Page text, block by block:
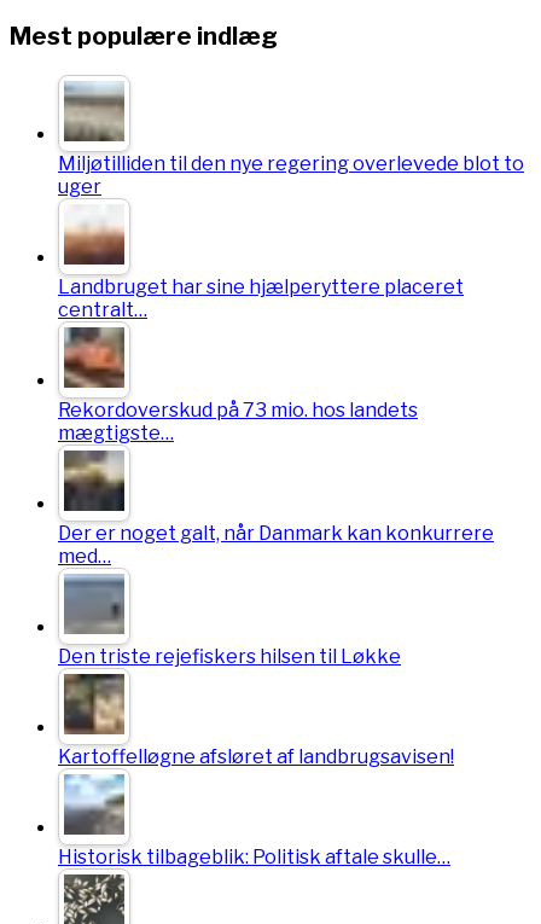
Mest populære indlæg
Miljøtilliden til den nye regering overlevede blot to
uger
Landbruget har sine hjælperyttere placeret
centralt…
Rekordoverskud på 73 mio. hos landets
mægtigste…
Der er noget galt, når Danmark kan konkurrere
med…
Den triste rejefiskers hilsen til Løkke
Kartoffelløgne afsløret af landbrugsavisen!
Historisk tilbageblik: Politisk aftale skulle…